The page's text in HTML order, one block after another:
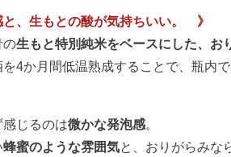
、生もとの酸が気持ちいい。 》
の生もと特別純米をベースにした、お
4か月間低温熟成することで、瓶内
じるのは微かな発泡感。
蜂蜜のような雰囲気と、おりがらみな